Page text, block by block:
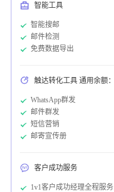
智能工具
智能搜邮
邮件检测
免费数据导出
触达转化工具 通用余额：
WhatsApp群发
邮件群发
短信营销
邮寄宣传册
客户成功服务
1v1客户成功经理全程服务